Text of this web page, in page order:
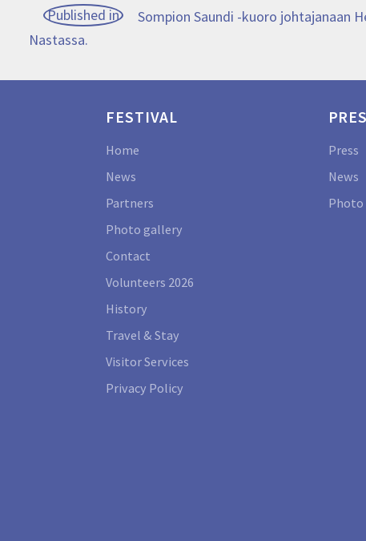
Post
navigation
Published in
Sompion Saundi -kuoro johtajanaan
Nastassa.
FESTIVAL
Home
News
Partners
Photo gallery
Contact
Volunteers 2026
History
Travel & Stay
Visitor Services
Privacy Policy
Press
News